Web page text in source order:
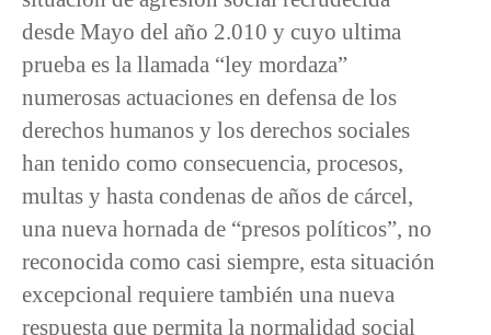
desde Mayo del año 2.010 y cuyo ultima
prueba es la llamada “ley mordaza”
numerosas actuaciones en defensa de los
derechos humanos y los derechos sociales
han tenido como consecuencia, procesos,
multas y hasta condenas de años de cárcel,
una nueva hornada de “presos políticos”, no
reconocida como casi siempre, esta situación
excepcional requiere también una nueva
respuesta que permita la normalidad social